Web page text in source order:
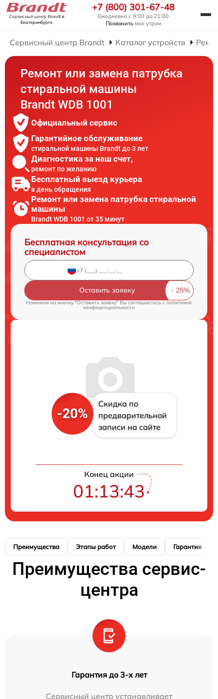
Сервисный центр Brandtв
Екатеринбурге
+7 (800) 301-67-48
Ежедневно с 9:00 до 21:00
Позвонить мне утром
Сервисный центр Brandt Каталог устройств
Ремонт или замена патрубка
стиральной машины
Brandt WDB 1001
Официальный сервис
Гарантийное обслуживание
стиральной машины Brandt до 3 лет
Диагностика за наш счет,
ремонт по желанию
Бесплатный выезд курьера
в день обращения
Ремонт или замена патрубка стиральной
машины
Brandt WDB 1001 от 35 минут
Бесплатная консультация со
специалистом
Оставить заявку
Нажимая на кнопку "Оставить заявку" Вы соглашаетесь cполитикой
конфиденциальности
-20%
Скидка по
предварительной
записи на сайте
Конец акции
01:13:42
Преимущества Этапы работ Модели Гарантия
Преимущества сервис-
центра
Гарантия до 3-х лет
Сервисный центр устанавливает